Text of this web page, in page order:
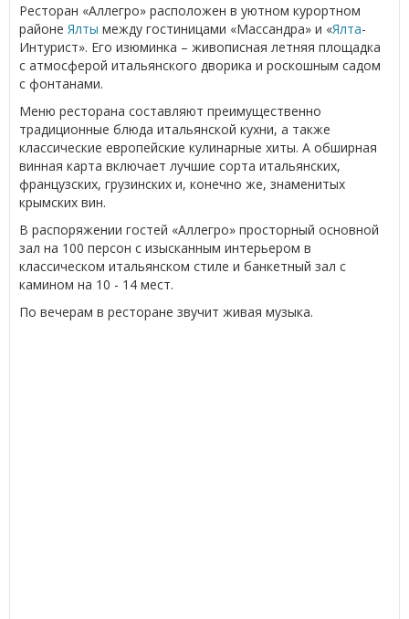
Ресторан «Аллегро» расположен в уютном курортном
районе Ялты между гостиницами «Массандра» и «Ялта-
Интурист». Его изюминка – живописная летняя площадка
с атмосферой итальянского дворика и роскошным садом
с фонтанами.
Меню ресторана составляют преимущественно
традиционные блюда итальянской кухни, а также
классические европейские кулинарные хиты. А обширная
винная карта включает лучшие сорта итальянских,
французских, грузинских и, конечно же, знаменитых
крымских вин.
В распоряжении гостей «Аллегро» просторный основной
зал на 100 персон с изысканным интерьером в
классическом итальянском стиле и банкетный зал с
камином на 10 - 14 мест.
По вечерам в ресторане звучит живая музыка.